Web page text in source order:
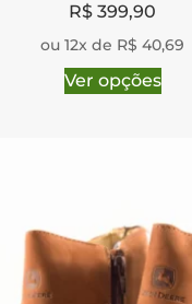
R$ 399,90
ou 12x de R$ 40,69
Ver opções